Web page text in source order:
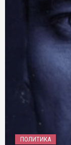
ПОЛИТИКА